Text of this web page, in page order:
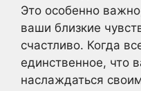
Это особенно
ваши близкие
счастливо. Когда
единственное, что
наслаждаться